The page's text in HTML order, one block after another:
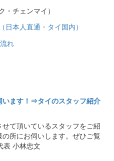
・チェンマイ）
います！⇒タイのスタッフ紹介
て頂いているスタッフをご紹
所にお伺いします。ぜひご覧
表 小林忠文